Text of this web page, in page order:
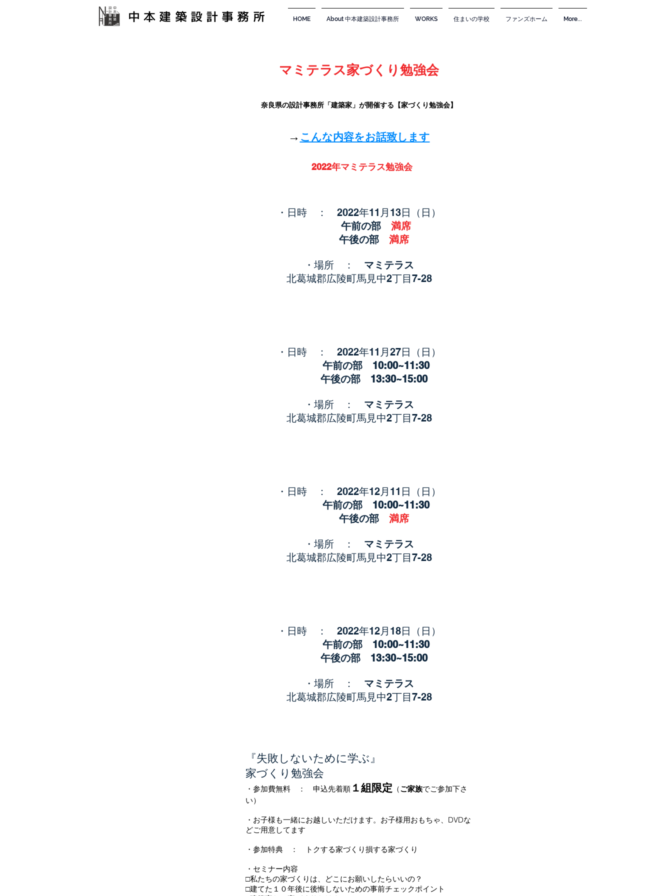
中本建築設計事務所 HOME About 中本建築設計事務所 WORKS 住まいの学校 ファンズホーム More...
マミテラス家づくり勉強会
奈良県の設計事務所「建築家」が開催する【家づくり勉強会】
→ こんな内容をお話致します
2022年マミテラス勉強会
・日時 ： 2022年11月13日（日）
午前の部 満席
午後の部 満席
・場所 ： マミテラス
北葛城郡広陵町馬見中2丁目7-28
・日時 ： 2022年11月27日（日）
午前の部 10:00~11:30
午後の部 13:30~15:00
・場所 ： マミテラス
北葛城郡広陵町馬見中2丁目7-28
・日時 ： 2022年12月11 日（日）
午前の部 10:00~11:30
午後の部 満席
・場所 ： マミテラス
北葛城郡広陵町馬見中2丁目7-28
・日時 ： 2022年12月18日（日）
午前の部 10:00~11:30
午後の部 13:30~15:00
・場所 ： マミテラス
北葛城郡広陵町馬見中2丁目7-28
『失敗しないために学ぶ』
家づくり勉強会
・参加費無料 ： 申込先着順 １組限定 （ご家族でご参加下さ
い）
・お子様も一緒にお越しいただけます。お子様用おもちゃ、DVDな
どご用意してます
・参加特典 ： トクする家づくり損する家づくり
・セミナー内容
□私たちの家づくりは、どこにお願いしたらいいの？
□建てた１０年後に後悔しないための事前チェックポイント